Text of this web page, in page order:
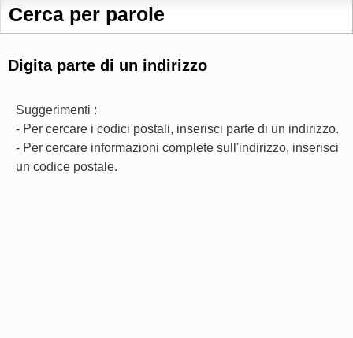
Cerca per parole
Digita parte di un indirizzo
Suggerimenti :
- Per cercare i codici postali, inserisci parte di un indirizzo.
- Per cercare informazioni complete sull'indirizzo, inserisci
un codice postale.